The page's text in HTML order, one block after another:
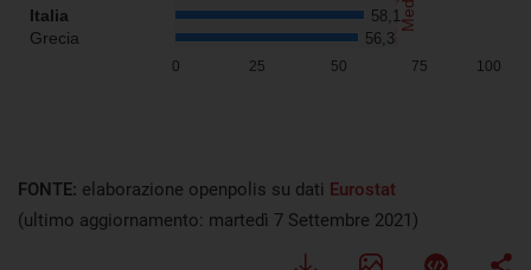
FONTE: elaborazione openpolis su dati Eurostat
(ultimo aggiornamento: martedì 7 Settembre 2021)